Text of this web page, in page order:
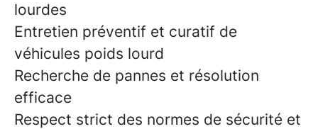
lourdes
Entretien préventif et curatif de
véhicules poids lourd
Recherche de pannes et résolution
efficace
Respect strict des normes de sécurité et